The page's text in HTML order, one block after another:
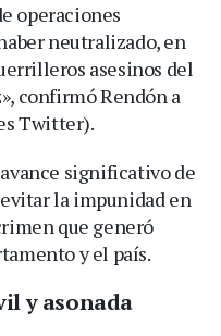
operaciones
neutralizado, en
asesinos del
confirmó Rendón a
Twitter).
significativo de
la impunidad en
que generó
y el país.
y asonada